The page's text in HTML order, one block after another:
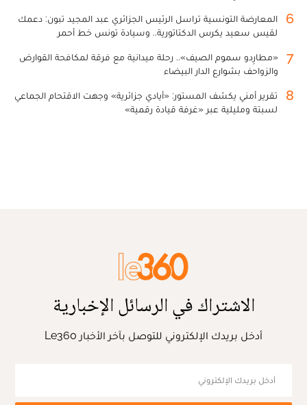
6
المعارضة التونسية تراسل الرئيس الجزائري عبد المجيد تبون: دعمك
لقيس سعيد يكرس الدكتاتورية.. وسيادة تونس خط أحمر
7
«مطارِدو سموم الصيف».. رحلة ميدانية مع فرقة لمكافحة القوارض
والزواحف بشوارع الدار البيضاء
8
تقرير أمني يكشف المستور: «أيادي جزائرية» وجهت الاقتحام الجماعي
لسبتة ومليلية عبر «غرفة قيادة رقمية»
الاشتراك في الرسائل الإخبارية
أدخل بريدك الإلكتروني للتوصل بآخر الأخبار Le360